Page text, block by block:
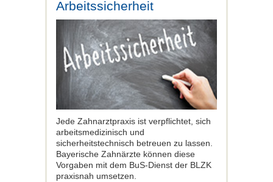
Arbeitssicherheit
Jede Zahnarztpraxis ist verpflichtet, sich
arbeitsmedizinisch und
sicherheitstechnisch betreuen zu lassen.
Bayerische Zahnärzte können diese
Vorgaben mit dem BuS-Dienst der BLZK
praxisnah umsetzen.